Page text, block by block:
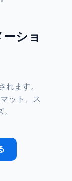
ショ
ます。
ット、ス